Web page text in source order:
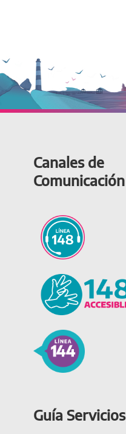
Canales de
Comunicación
Guía Servicios